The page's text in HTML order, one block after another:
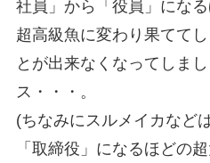
社員」から「役員」にな
超高級魚に変わり果てて
とが出来なくなってしま
ス・・・。
(ちなみにスルメイカなど
「取締役」になるほどの